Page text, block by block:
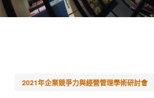
2021年企業競爭力與經營管理學術研討會